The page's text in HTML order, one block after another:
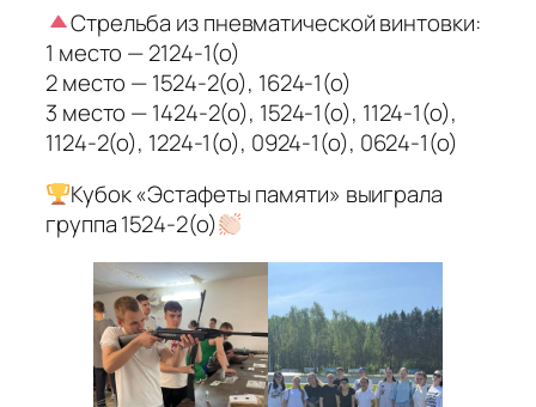
Стрельба из пневматической винтовки:
1 место — 2124-1(о)
2 место — 1524-2(о), 1624-1(о)
3 место — 1424-2(о), 1524-1(о), 1124-1(о),
1124-2(о), 1224-1(о), 0924-1(о), 0624-1(о)
Кубок «Эстафеты памяти» выиграла
группа 1524-2(о)